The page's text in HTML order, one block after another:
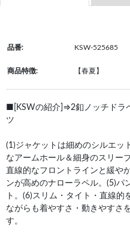
品番: KSW-525685
商品特徴: 【春夏】
■[KSWの紹介]⇒2釦ノッチドラ
ツ
(1)ジャケットは細めのシルエッ
なアームホール＆細身のスリー
直線的なフロントラインと緩や
ンが高めのナローラペル。(5)パ
ト。(6)スリム・タイト・直線
ながらも着やすさ・動きやすさ
す。